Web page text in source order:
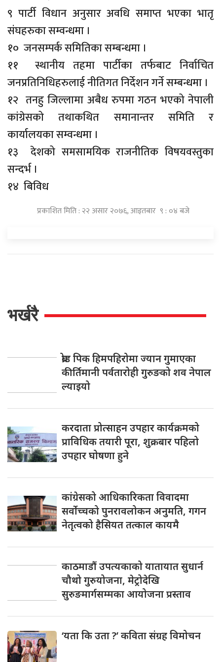
९ पार्टी विधान अनुसार अवधि समाप्त भएका भातृ
संघहरुका सम्वन्धमा ।
१० जनसम्पर्क समितिका सम्बन्धमा ।
११ स्थानीय तहमा पार्टीका तर्फबाट निर्वाचित
जनप्रतिनिधिहरुलाई नीतिगत निर्देशन गर्ने सम्बन्धमा ।
१२ तनहु जिल्लामा अबैध रुपमा गठन भएको नेपाली
कांग्रेसको तथाकथित समानान्तर समिति र
कार्यालयका सम्वन्धमा ।
१३ देशको समसामयिक राजनीतिक विषयवस्तुका
सन्दर्भ ।
१४ बिविध
प्रकाशित मिति : २२ असार २०७६, आइतबार ९ : ०४ बजे
भर्खरै
ब्रोड पिक हिमपहिरोमा ज्यान गुमाएका
कीर्तिमानी पर्वतारोही गुरुङको शव नेपाल
ल्याइयो
करदाता प्रोत्साहन उपहार कार्यक्रमको
प्राविधिक तयारी पूरा, शुक्रबार पहिलो
उपहार घोषणा हुने
कांग्रेसको आधिकारिकता विवादमा
सर्वोच्चको पुनरावलोकन अनुमति, गगन
नेतृत्वको हैसियत तत्काल कायमै
काठमाडौं उपत्यकाको यातायात सुधार्न
चौथो गुरुयोजना, मेट्रोदेखि
सुरुङमार्गसम्मका आयोजना प्रस्ताव
‘यता कि उता ?’ कविता संग्रह विमोचन